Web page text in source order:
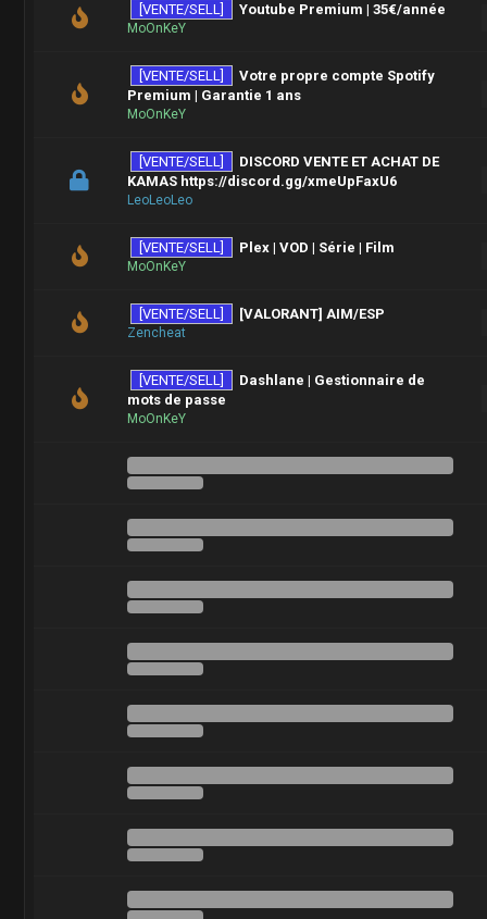
[VENTE/SELL] Youtube Premium | 35€/année
MoOnKeY
[VENTE/SELL]
Votre propre compte Spotify
Premium | Garantie 1 ans
MoOnKeY
[VENTE/SELL]
DISCORD VENTE ET ACHAT DE
KAMAS https://discord.gg/xmeUpFaxU6
LeoLeoLeo
[VENTE/SELL] Plex | VOD | Série | Film
MoOnKeY
[VENTE/SELL] [VALORANT] AIM/ESP
Zencheat
[VENTE/SELL]
Dashlane | Gestionnaire de
mots de passe
MoOnKeY